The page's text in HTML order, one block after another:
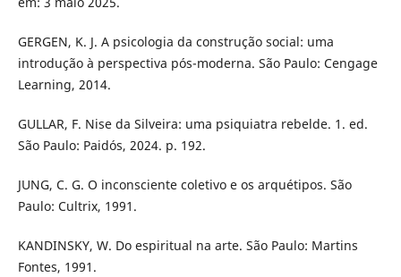
GERGEN, K. J. A psicologia da construção social: uma
introdução à perspectiva pós-moderna. São Paulo: Cengage
Learning, 2014.
GULLAR, F. Nise da Silveira: uma psiquiatra rebelde. 1. ed.
São Paulo: Paidós, 2024. p. 192.
JUNG, C. G. O inconsciente coletivo e os arquétipos. São
Paulo: Cultrix, 1991.
KANDINSKY, W. Do espiritual na arte. São Paulo: Martins
Fontes, 1991.